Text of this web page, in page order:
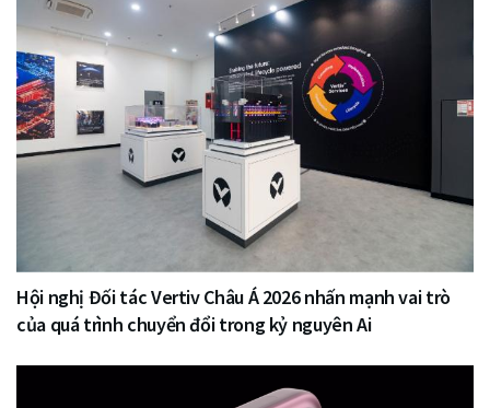
Hội nghị Đối tác Vertiv Châu Á 2026 nhấn mạnh vai trò
của quá trình chuyển đổi trong kỷ nguyên Ai